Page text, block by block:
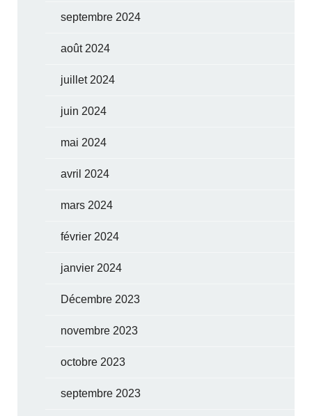
septembre 2024
août 2024
juillet 2024
juin 2024
mai 2024
avril 2024
mars 2024
février 2024
janvier 2024
Décembre 2023
novembre 2023
octobre 2023
septembre 2023